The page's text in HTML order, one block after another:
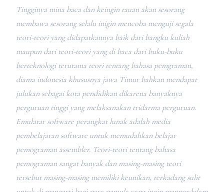
Tingginya mina baca dan keingin tauan akan sesorang
membawa sesorang selalu inigin mencoba menguji segala
teori-teori yang didapatkannya baik dari bangku kuliah
maupun dari teori-teori yang di baca dari buku-buku
berteknologi terutama teori tentang bahasa pemgraman,
diama indonesia khususnya jawa Timur bahkan mendapat
julukan sebagai kota pendidikan dikarena banyaknya
perguruan tinggi yang melaksanakan tridarma perguruan.
Emulatar software perangkat lunak adalah media
pembelajaran software untuk memudahkan belajar
pemograman assembler. Teori-teori tentang bahasa
pemograman sangat banyak dan masing-masing teori
tersebut masing-masing memiliki keunikan, terkadang sulit